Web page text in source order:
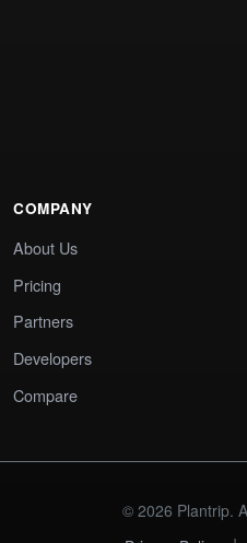
COMPANY
About Us
Pricing
Partners
Developers
Compare
© 2026 Plantrip.